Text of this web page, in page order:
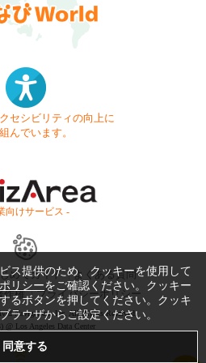
セシビリティの向上に
んでいます。
向けサービス -
めてガイド
よくある質問
作権 プライバシーポリシー
Navigation, Inc. All Rights Reserved.
@ Los Angeles Data Center
ス提供のため、クッキーを使用して
リシーをご確認ください。クッキー
るボタンを押してください。クッキ
ラウザからご設定ください。